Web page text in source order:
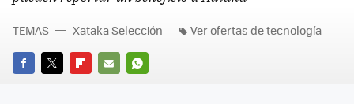
FACEBOOK
TWITTERFLIPBOARD
E-
WHATSAPP
TEMAS Xataka Selección Ver ofertas de tecnología